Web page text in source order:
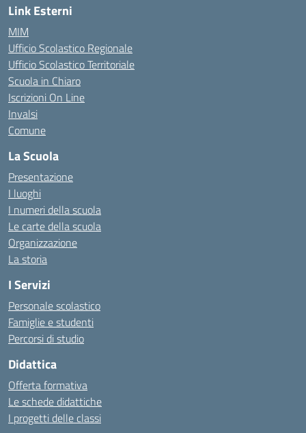
Link Esterni
MIM
Ufficio Scolastico Regionale
Ufficio Scolastico Territoriale
Scuola in Chiaro
Iscrizioni On Line
Invalsi
Comune
La Scuola
Presentazione
I luoghi
I numeri della scuola
Le carte della scuola
Organizzazione
La storia
I Servizi
Personale scolastico
Famiglie e studenti
Percorsi di studio
Didattica
Offerta formativa
Le schede didattiche
I progetti delle classi